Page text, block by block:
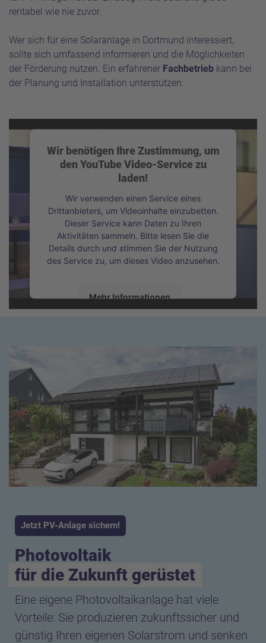
rentabel wie nie zuvor.
Wer sich für eine Solaranlage in Dortmund interessiert,
sollte sich umfassend informieren und die Möglichkeiten
der Förderung nutzen. Ein erfahrener Fachbetrieb kann bei
der Planung und Installation unterstützen.
Wir benötigen Ihre Zustimmung, um
den YouTube Video-Service zu
laden!
Wir verwenden einen Service eines
Drittanbieters, um Videoinhalte einzubetten.
Dieser Service kann Daten zu Ihren
Aktivitäten sammeln. Bitte lesen Sie die
Details durch und stimmen Sie der Nutzung
des Service zu, um dieses Video anzusehen.
Mehr Informationen
Usercentrics Consent
Management Platform
Jetzt PV-Anlage sichern!
Photovoltaik
für die Zukunft gerüstet
Eine eigene Photovoltaikanlage hat viele
Vorteile: Sie produzieren zukunftssicher und
günstig Ihren eigenen Solarstrom und senken